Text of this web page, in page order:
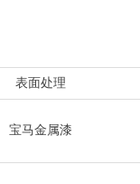
表面处理
宝马金属漆